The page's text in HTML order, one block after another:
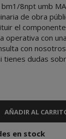
8npt umb
de obra
el
operativa con
con
tienes dudas
AÑADIR AL
en stock